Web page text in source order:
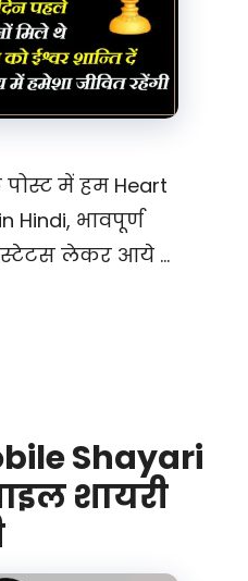
में हम Heart
Hindi, भावपूर्ण
स्टेटस लेकर आये …
Shayari
शायरी